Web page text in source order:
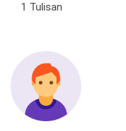
1 Tulisan